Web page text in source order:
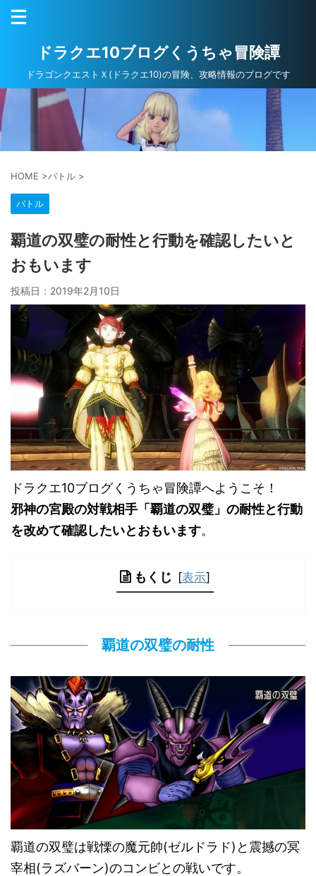
ドラクエ10ブログくうちゃ冒険譚
ドラゴンクエストＸ(ドラクエ10)の冒険、攻略情報のブログです
HOME >バトル >
バトル
覇道の双璧の耐性と行動を確認したいと
おもいます
投稿日： 2019年2月10日
ドラクエ10ブログくうちゃ冒険譚へようこそ！
邪神の宮殿の対戦相手「覇道の双璧」の耐性と行動
を改めて確認したいとおもいます。
もくじ [表示]
覇道の双璧の耐性
覇道の双璧は戦慄の魔元帥(ゼルドラド)と震撼の冥
宰相(ラズバーン)のコンビとの戦いです。